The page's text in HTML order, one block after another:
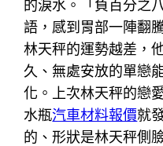
的淚水。「負百分之
語，感到胃部一陣翻
林天秤的運勢越差，
久、無處安放的單戀
化。上次林天秤的戀
水瓶汽車材料報價就
的、形狀是林天秤側